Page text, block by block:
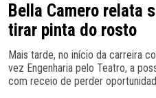
Bella Camero relata
tirar pinta do rosto
Mais tarde, no início da carreira
vez Engenharia pelo Teatro, a
com receio de perder